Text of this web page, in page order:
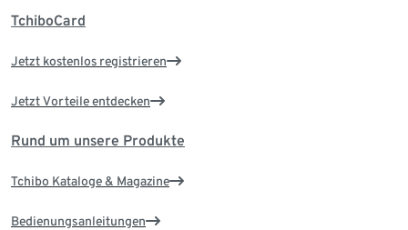
TchiboCard
Jetzt kostenlos registrieren
Jetzt Vorteile entdecken
Rund um unsere Produkte
Tchibo Kataloge & Magazine
Bedienungsanleitungen